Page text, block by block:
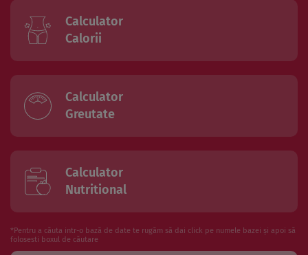
Calculator
Calorii
Calculator
Greutate
Calculator
Nutritional
*Pentru a căuta intr-o bază de date te rugăm să dai click pe numele bazei și apoi să
folosesti boxul de căutare